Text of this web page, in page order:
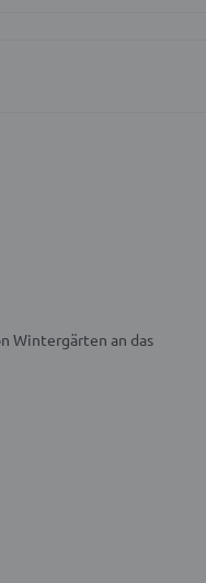
Wintergärten an das